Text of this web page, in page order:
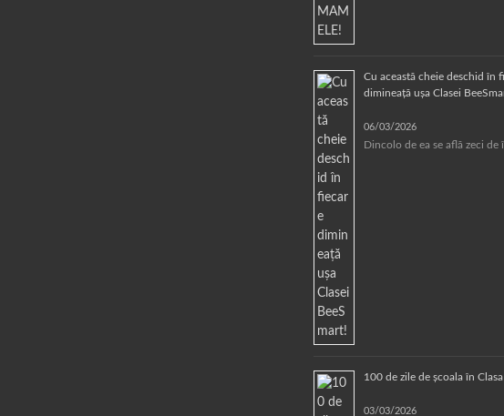
Cu această cheie deschid în
dimineață ușa Clasei
06/03/2026
Dincolo de ea se află zeci de
100 de zile de școala în
03/03/2026